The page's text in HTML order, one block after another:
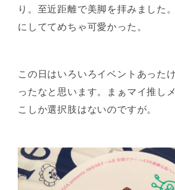
り。至近距離で美脚を拝みました
にしててめちゃ可愛かった。
この日はいろいろイベントあった
ったなと思います。まぁマイ推し
こしか選択肢はないのですが。